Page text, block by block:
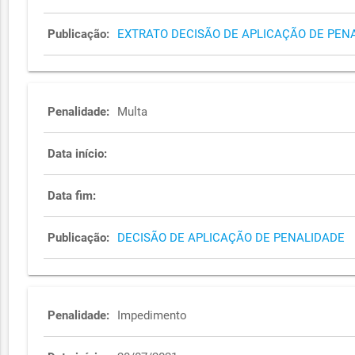
Publicação: EXTRATO DECISÃO DE APLICAÇÃO DE
Penalidade: Multa
Data início:
Data fim:
Publicação: DECISÃO DE APLICAÇÃO DE PENALIDADE
Penalidade: Impedimento